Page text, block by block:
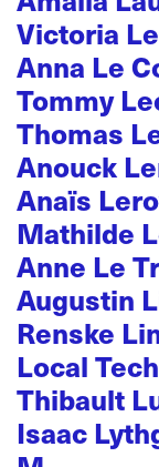
Victoria
Anna Le
Tommy
Thomas
Anouck
Anaïs
Mathilde
Anne Le
Augustin
Renske
Local
Thibault
Isaac